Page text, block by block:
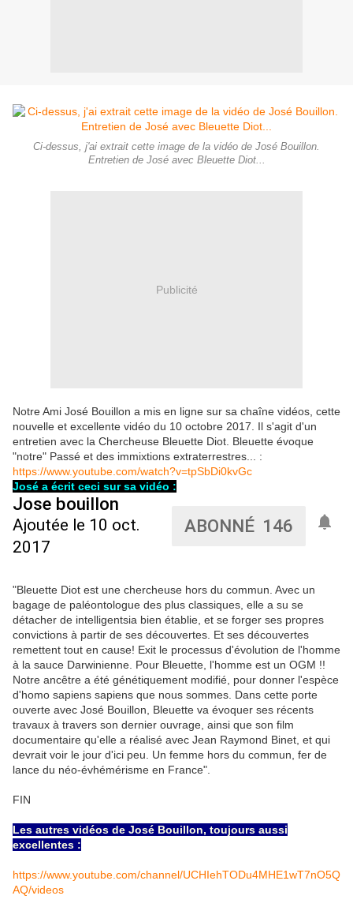
Ci-dessus, j'ai extrait cette image de la vidéo de José Bouillon.
Entretien de José avec Bleuette Diot...
Publicité
Notre Ami José Bouillon a mis en ligne sur sa chaîne vidéos, cette
nouvelle et excellente vidéo du 10 octobre 2017. Il s'agit d'un
entretien avec la Chercheuse Bleuette Diot. Bleuette évoque
"notre" Passé et des immixtions extraterrestres... :
https://www.youtube.com/watch?v=tpSbDi0kvGc
José a écrit ceci sur sa vidéo :
Jose bouillon
Ajoutée le 10 oct.
2017
ABONNÉ 146
"Bleuette Diot est une chercheuse hors du commun. Avec un
bagage de paléontologue des plus classiques, elle a su se
détacher de intelligentsia bien établie, et se forger ses propres
convictions à partir de ses découvertes. Et ses découvertes
remettent tout en cause! Exit le processus d'évolution de l'homme
à la sauce Darwinienne. Pour Bleuette, l'homme est un OGM !!
Notre ancêtre a été génétiquement modifié, pour donner l'espèce
d'homo sapiens sapiens que nous sommes. Dans cette porte
ouverte avec José Bouillon, Bleuette va évoquer ses récents
travaux à travers son dernier ouvrage, ainsi que son film
documentaire qu'elle a réalisé avec Jean Raymond Binet, et qui
devrait voir le jour d'ici peu. Un femme hors du commun, fer de
lance du néo-évhémérisme en France".
FIN
Les autres vidéos de José Bouillon, toujours aussi
excellentes :
https://www.youtube.com/channel/UCHIehTODu4MHE1wT7nO5Q
AQ/videos